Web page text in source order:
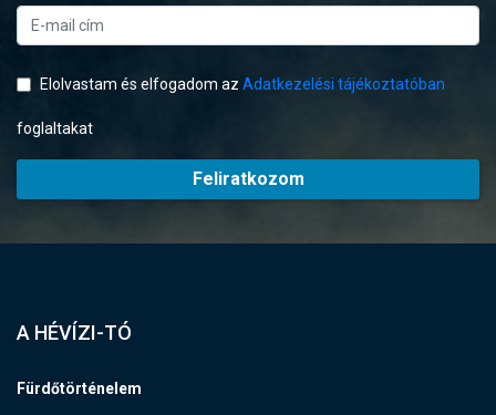
Elolvastam és elfogadom az Adatkezelési tájékoztatóban
foglaltakat
Feliratkozom
A HÉVÍZI-TÓ
Fürdőtörténelem